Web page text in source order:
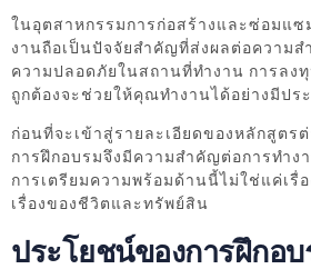
ในอุตสาหกรรมการก่อสร้างและซ่อมแ
งานถือเป็นปัจจัยสำคัญที่ส่งผลต่อความส
ความปลอดภัยในสถานที่ทำงาน การลง
ถูกต้องจะช่วยให้คุณทำงานได้อย่างมีป
ก่อนที่จะเข้าสู่รายละเอียดของหลักสูตร
การฝึกอบรมจึงมีความสำคัญต่อการทำง
การเตรียมความพร้อมด้านนี้ไม่ใช่แค่เรื่
เรื่องของชีวิตและทรัพย์สิน
ประโยชน์ของการฝึกอ